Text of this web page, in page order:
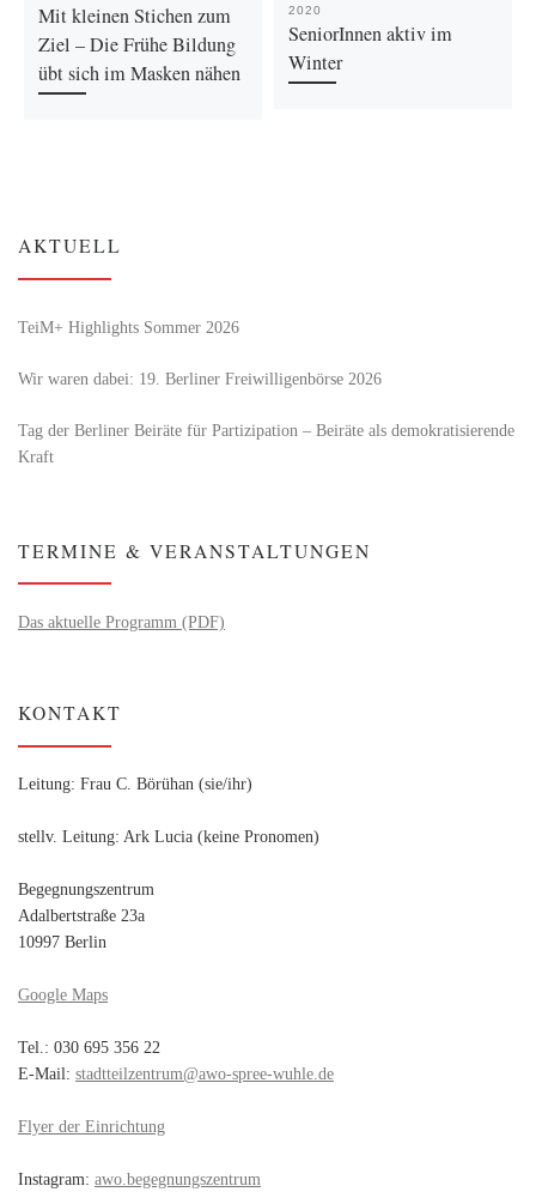
Mit kleinen Stichen zum
Ziel – Die Frühe Bildung
übt sich im Masken nähen
2020
SeniorInnen aktiv im
Winter
AKTUELL
TeiM+ Highlights Sommer 2026
Wir waren dabei: 19. Berliner Freiwilligenbörse 2026
Tag der Berliner Beiräte für Partizipation – Beiräte als demokratisierende
Kraft
TERMINE & VERANSTALTUNGEN
Das aktuelle Programm (PDF)
KONTAKT
Leitung: Frau C. Börühan (sie/ihr)
stellv. Leitung: Ark Lucia (keine Pronomen)
Begegnungszentrum
Adalbertstraße 23a
10997 Berlin
Google Maps
Tel.: 030 695 356 22
E-Mail: stadtteilzentrum@awo-spree-wuhle.de
Flyer der Einrichtung
Instagram: awo.begegnungszentrum